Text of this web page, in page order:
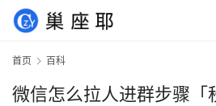
首页 百科
微信怎么拉人进群步骤「